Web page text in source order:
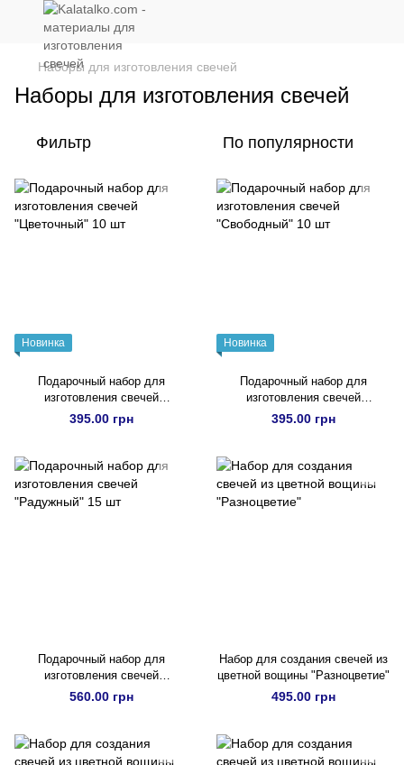
Наборы для изготовления свечей
Наборы для изготовления свечей
Фильтр По популярности
Новинка
Подарочный набор для
изготовления свечей
"Цветочный" 10 шт
395.00 грн
Новинка
Подарочный набор для
изготовления свечей
"Свободный" 10 шт
395.00 грн
Подарочный набор для
изготовления свечей
"Радужный" 15 шт
560.00 грн
Набор для создания свечей из
цветной вощины "Разноцветие"
495.00 грн